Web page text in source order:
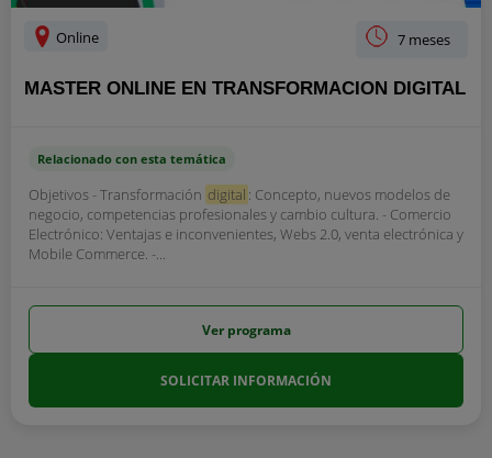
Online 7 meses
MASTER ONLINE EN TRANSFORMACION DIGITAL
Relacionado con esta temática
Objetivos - Transformación digital : Concepto, nuevos modelos de
negocio, competencias profesionales y cambio cultura. - Comercio
Electrónico: Ventajas e inconvenientes, Webs 2.0, venta electrónica y
Mobile Commerce. -...
Ver programa
SOLICITAR INFORMACIÓN